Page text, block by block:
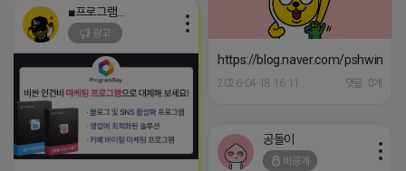
https://blog.naver.com/pshwin2/
2026-04-18 16:11 댓글: 0개
광고
공돌이
비공개